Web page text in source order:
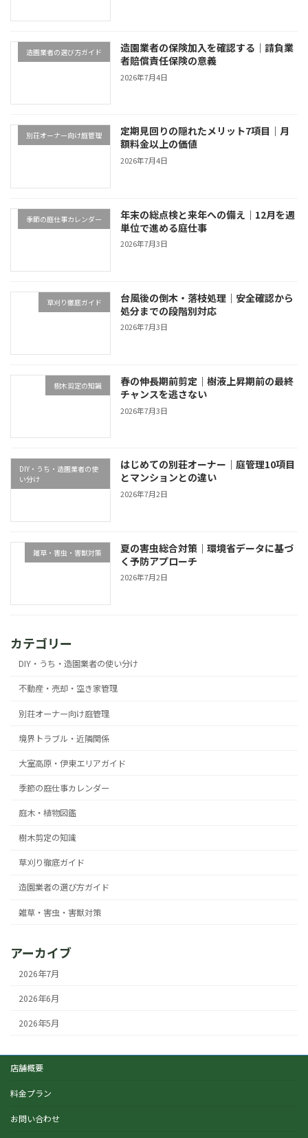
造園業者の選び方ガイド
造園業者の保険加入を確認する｜請負業
者賠償責任保険の意義
2026年7月4日
別荘オーナー向け庭管理
定期見回りの隠れたメリット7項目｜月
額料金以上の価値
2026年7月4日
季節の庭仕事カレンダー
年末の総点検と来年への備え｜12月を週
単位で進める庭仕事
2026年7月3日
草刈り徹底ガイド
台風後の倒木・落枝処理｜安全確認から
処分までの段階別対応
2026年7月3日
樹木剪定の知識
春の伸長期前剪定｜樹液上昇期前の最終
チャンスを逃さない
2026年7月3日
DIY・うち・造園業者の使
い分け
はじめての別荘オーナー｜庭管理10項目
とマンションとの違い
2026年7月2日
雑草・害虫・害獣対策
夏の害虫総合対策｜環境省データに基づ
く予防アプローチ
2026年7月2日
カテゴリー
DIY・うち・造園業者の使い分け
不動産・売却・空き家管理
別荘オーナー向け庭管理
境界トラブル・近隣関係
大室高原・伊東エリアガイド
季節の庭仕事カレンダー
庭木・植物図鑑
樹木剪定の知識
草刈り徹底ガイド
造園業者の選び方ガイド
雑草・害虫・害獣対策
アーカイブ
2026年7月
2026年6月
2026年5月
店舗概要
料金プラン
お問い合わせ